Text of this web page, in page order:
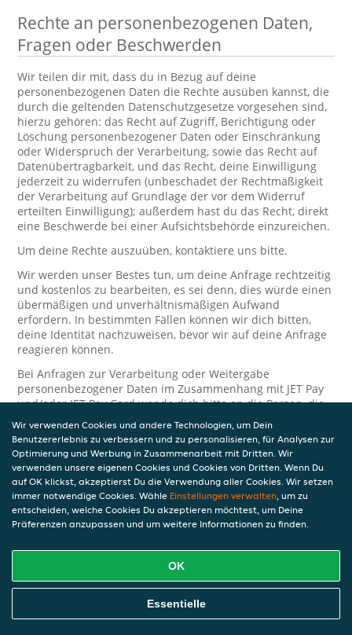
Rechte an personenbezogenen Daten,
Fragen oder Beschwerden
Wir teilen dir mit, dass du in Bezug auf deine
personenbezogenen Daten die Rechte ausüben kannst, die
durch die geltenden Datenschutzgesetze vorgesehen sind,
hierzu gehören: das Recht auf Zugriff, Berichtigung oder
Löschung personenbezogener Daten oder Einschränkung
oder Widerspruch der Verarbeitung, sowie das Recht auf
Datenübertragbarkeit, und das Recht, deine Einwilligung
jederzeit zu widerrufen (unbeschadet der Rechtmäßigkeit
der Verarbeitung auf Grundlage der vor dem Widerruf
erteilten Einwilligung); außerdem hast du das Recht, direkt
eine Beschwerde bei einer Aufsichtsbehörde einzureichen.
Um deine Rechte auszuüben, kontaktiere uns bitte.
Wir werden unser Bestes tun, um deine Anfrage rechtzeitig
und kostenlos zu bearbeiten, es sei denn, dies würde einen
übermäßigen und unverhältnismäßigen Aufwand
erfordern. In bestimmten Fällen können wir dich bitten,
deine Identität nachzuweisen, bevor wir auf deine Anfrage
reagieren können.
Bei Anfragen zur Verarbeitung oder Weitergabe
personenbezogener Daten im Zusammenhang mit JET Pay
und/oder JET Pay Card wende dich bitte an die Person, die
dir das JET Pay-Guthaben gewährt (das kann dein
Arbeitgeber, Geschäftspartner usw. sein). Dies ist
erforderlich, da JET und die Person, die dir das Guthaben
gewährt, eine separate Verantwortung für die Verarbeitung
und den Schutz deiner personenbezogenen Daten haben.
Solltest du weitere Fragen oder Beschwerden in Bezug auf
die Verarbeitung deiner personenbezogenen Daten haben,
kontaktieren wir dich gerne. Wir würden uns auch über
Tipps oder Vorschläge zur Verbesserung unserer Erklärung
Sicherheit
Wir verwenden Cookies und andere Technologien, um Dein
Benutzererlebnis zu verbessern und zu personalisieren, für Analysen zur
Optimierung und Werbung in Zusammenarbeit mit Dritten. Wir
verwenden unsere eigenen Cookies und Cookies von Dritten. Wenn Du
auf OK klickst, akzeptierst Du die Verwendung aller Cookies. Wir setzen
immer notwendige Cookies. Wähle Einstellungen verwalten, um zu
entscheiden, welche Cookies Du akzeptieren möchtest, um Deine
Präferenzen anzupassen und um weitere Informationen zu finden.
OK
Essentielle